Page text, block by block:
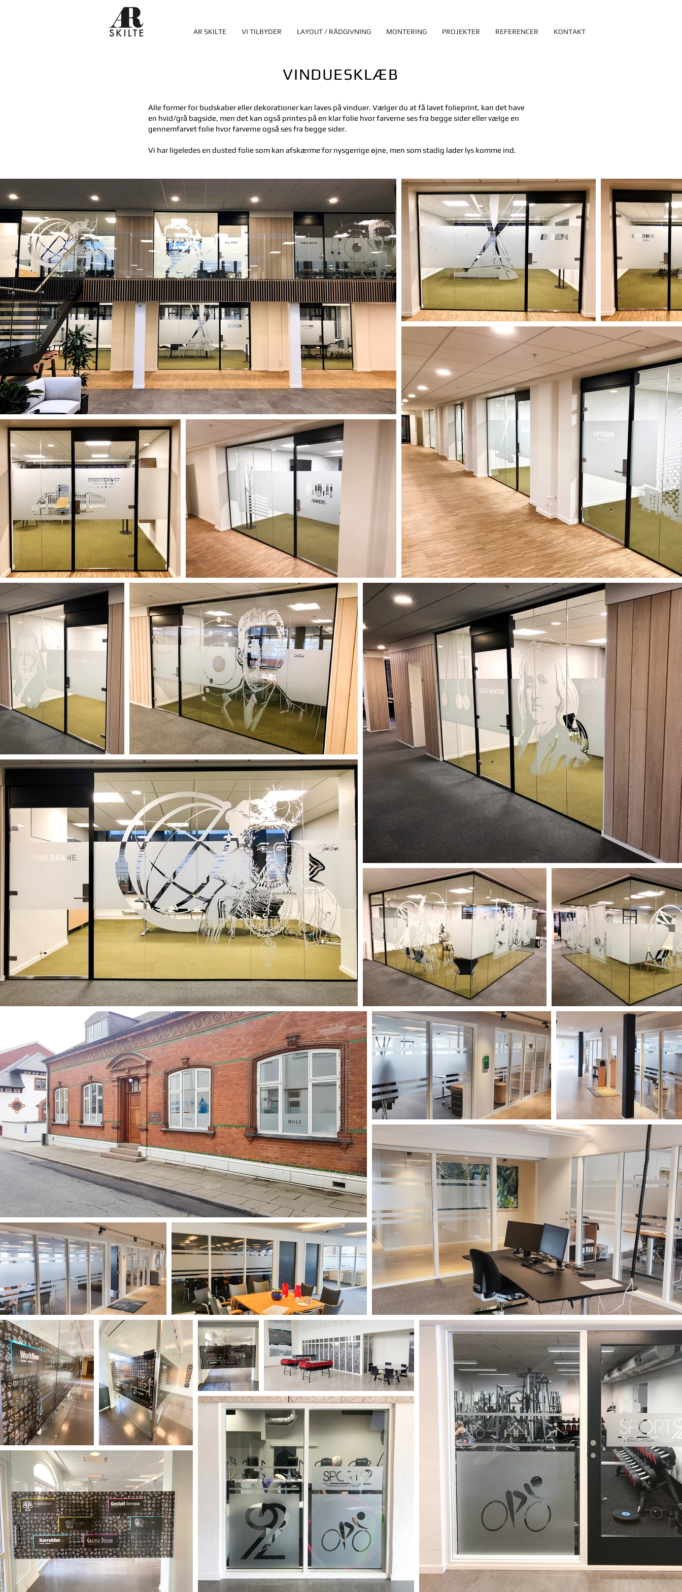
AR SKILTE VI TILBYDER LAYOUT / RÅDGIVNING MONTERING PROJEKTER REFERENCER KONTAKT
VINDUESKLÆB
Alle former for budskaber eller dekorationer kan laves på vinduer. Vælger du at få lavet folieprint, kan det have
en hvid/grå bagside, men det kan også printes på en klar folie hvor farverne ses fra begge sider eller vælge en
gennemfarvet folie hvor farverne også ses fra begge sider.
Vi har ligeledes en dusted folie som kan afskærme for nysgerrige øjne, men som stadig lader lys komme ind.